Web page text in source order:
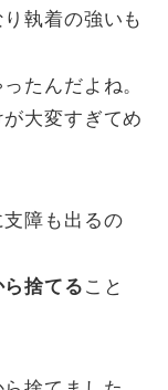
執着の強いも
たんだよね。
大変すぎてめ
障も出るの
捨てる こと